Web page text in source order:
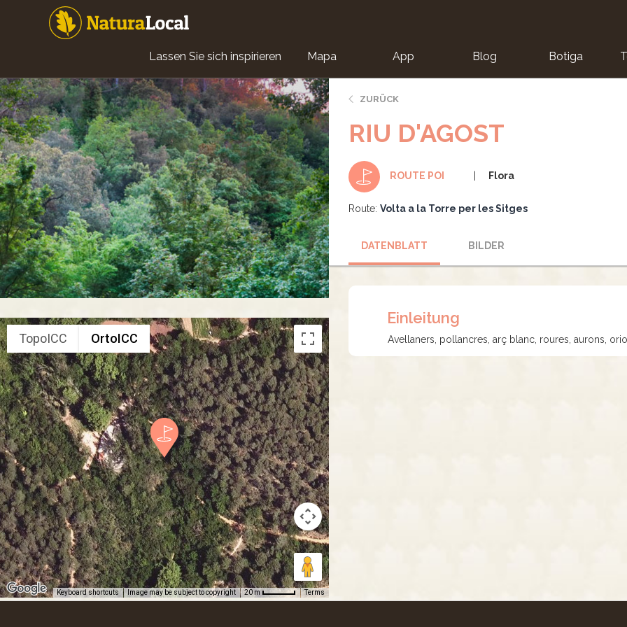
Main
navigation
Lassen Sie sich inspirieren Mapa App Blog Botiga
TopoICC OrtoICC
Keyboard shortcuts Image may be subject to copyright 20 m Terms
ZURÜCK
RIU D'AGOST
ROUTE POI Flora
Route: Volta a la Torre per les Sitges
DATENBLATT BILDER
Einleitung
Avellaners, pollancres, arç blanc, roures, aurons,